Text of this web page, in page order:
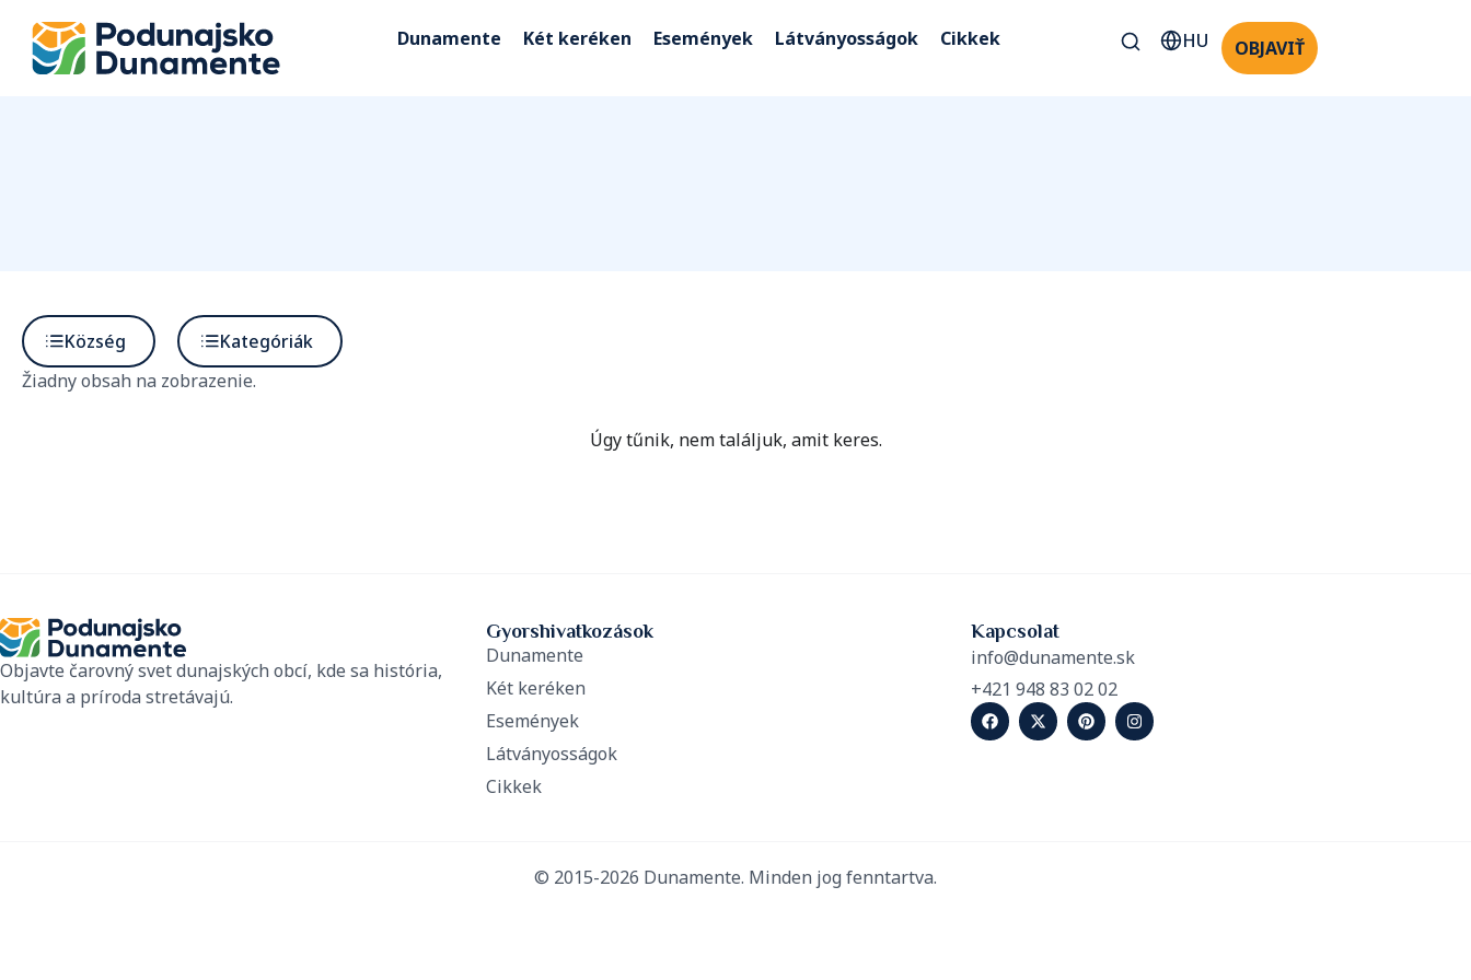
Dunamente Két keréken Események Látványosságok Cikkek HU OBJAVIŤ
Község
Kategóriák
Žiadny obsah na zobrazenie.
Úgy tűnik, nem találjuk, amit keres.
Objavte čarovný svet dunajských obcí, kde sa história,
kultúra a príroda stretávajú.
Gyorshivatkozások
Dunamente
Két keréken
Események
Látványosságok
Cikkek
Kapcsolat
info@dunamente.sk
+421 948 83 02 02
© 2015-2026 Dunamente. Minden jog fenntartva.